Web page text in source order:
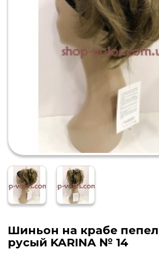
Шиньон на крабе
русый KARINA № 14